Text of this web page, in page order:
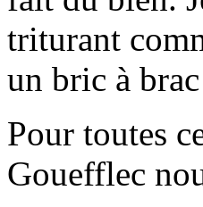
triturant
un bric à
Pour toutes
Gouefflec